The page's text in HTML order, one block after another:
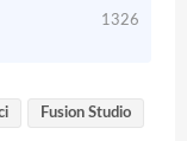
1326
Fusion Studio